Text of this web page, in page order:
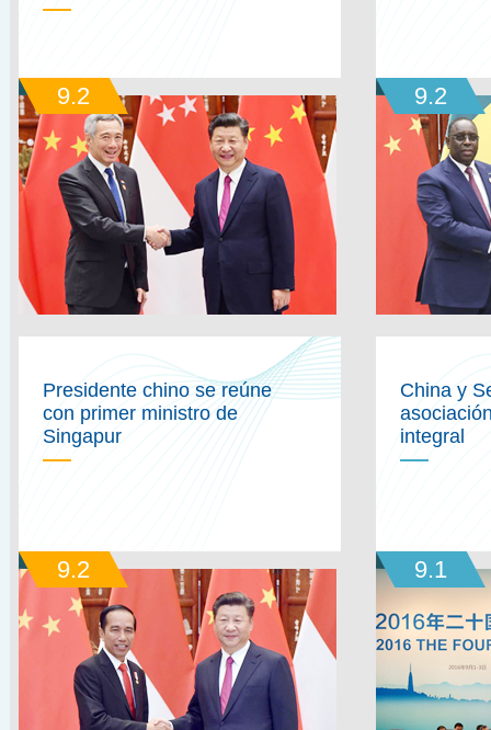
9.2
Presidente chino se reúne
con primer ministro de
Singapur
9.2
China y
integral
9.2 9.1